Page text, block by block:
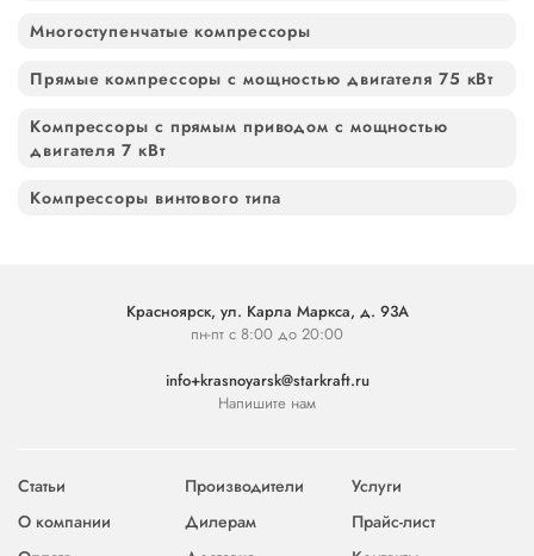
Многоступенчатые компрессоры
Прямые компрессоры с мощностью двигателя 75 кВт
Компрессоры с прямым приводом с мощностью
двигателя 7 кВт
Компрессоры винтового типа
Красноярск, ул. Карла Маркса, д. 93А
пн-пт с 8:00 до 20:00
info+krasnoyarsk@starkraft.ru
Напишите нам
Статьи Производители
Услуги
О компании
Дилерам
Прайс-лист